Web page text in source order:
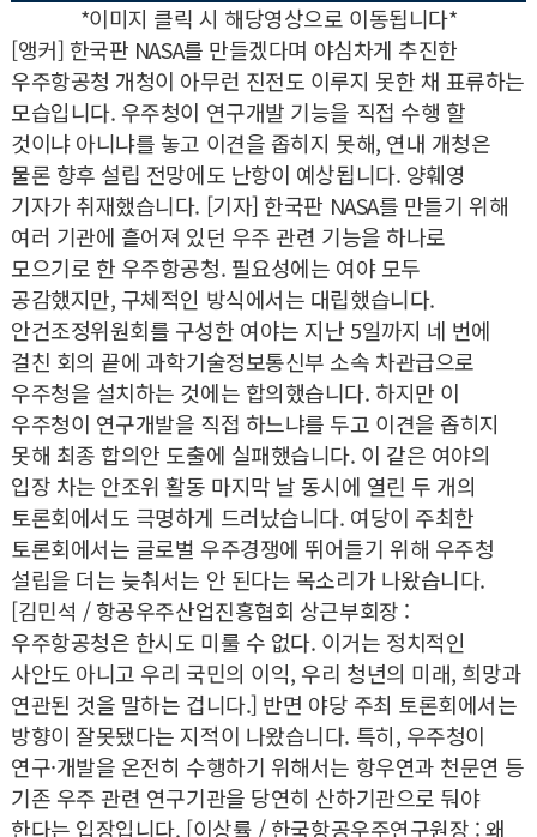
*이미지 클릭 시 해당영상으로 이동됩니다*
[앵커] 한국판 NASA를 만들겠다며 야심차게 추진한
우주항공청 개청이 아무런 진전도 이루지 못한 채 표류하는
모습입니다. 우주청이 연구개발 기능을 직접 수행 할
것이냐 아니냐를 놓고 이견을 좁히지 못해, 연내 개청은
물론 향후 설립 전망에도 난항이 예상됩니다. 양훼영
기자가 취재했습니다. [기자] 한국판 NASA를 만들기 위해
여러 기관에 흩어져 있던 우주 관련 기능을 하나로
모으기로 한 우주항공청. 필요성에는 여야 모두
공감했지만, 구체적인 방식에서는 대립했습니다.
안건조정위원회를 구성한 여야는 지난 5일까지 네 번에
걸친 회의 끝에 과학기술정보통신부 소속 차관급으로
우주청을 설치하는 것에는 합의했습니다. 하지만 이
우주청이 연구개발을 직접 하느냐를 두고 이견을 좁히지
못해 최종 합의안 도출에 실패했습니다. 이 같은 여야의
입장 차는 안조위 활동 마지막 날 동시에 열린 두 개의
토론회에서도 극명하게 드러났습니다. 여당이 주최한
토론회에서는 글로벌 우주경쟁에 뛰어들기 위해 우주청
설립을 더는 늦춰서는 안 된다는 목소리가 나왔습니다.
[김민석 / 항공우주산업진흥협회 상근부회장 :
우주항공청은 한시도 미룰 수 없다. 이거는 정치적인
사안도 아니고 우리 국민의 이익, 우리 청년의 미래, 희망과
연관된 것을 말하는 겁니다.] 반면 야당 주최 토론회에서는
방향이 잘못됐다는 지적이 나왔습니다. 특히, 우주청이
연구·개발을 온전히 수행하기 위해서는 항우연과 천문연 등
기존 우주 관련 연구기관을 당연히 산하기관으로 둬야
한다는 입장입니다. [이상률 / 한국항공우주연구원장 : 왜